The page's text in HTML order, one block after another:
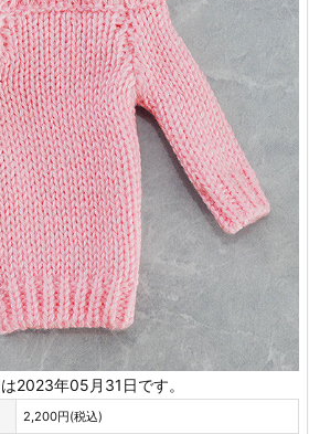
2023年05月31日です。
2,200円(税込)